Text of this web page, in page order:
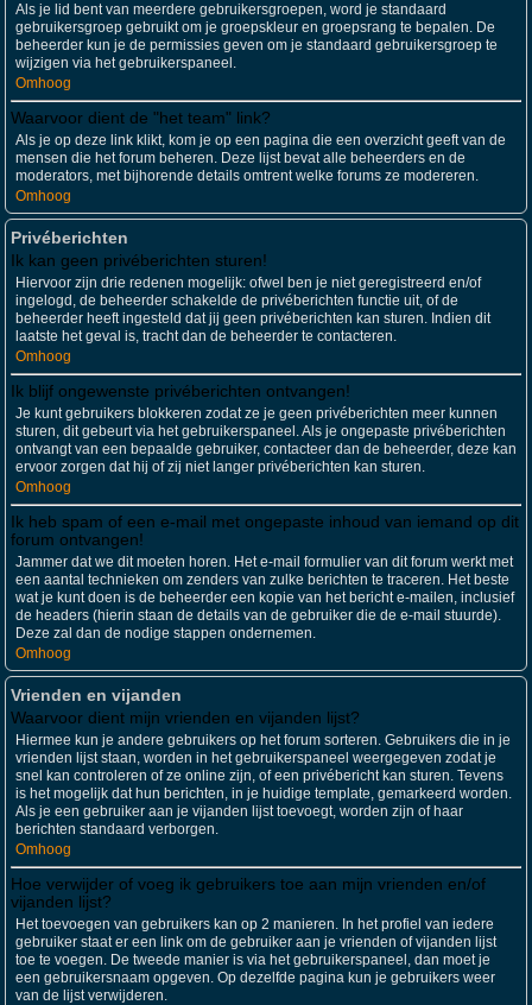
Als je lid bent van meerdere gebruikersgroepen, word je standaard
gebruikersgroep gebruikt om je groepskleur en groepsrang te bepalen. De
beheerder kun je de permissies geven om je standaard gebruikersgroep te
wijzigen via het gebruikerspaneel.
Omhoog
Waarvoor dient de "het team" link?
Als je op deze link klikt, kom je op een pagina die een overzicht geeft van de
mensen die het forum beheren. Deze lijst bevat alle beheerders en de
moderators, met bijhorende details omtrent welke forums ze modereren.
Omhoog
Privéberichten
Ik kan geen privéberichten sturen!
Hiervoor zijn drie redenen mogelijk: ofwel ben je niet geregistreerd en/of
ingelogd, de beheerder schakelde de privéberichten functie uit, of de
beheerder heeft ingesteld dat jij geen privéberichten kan sturen. Indien dit
laatste het geval is, tracht dan de beheerder te contacteren.
Omhoog
Ik blijf ongewenste privéberichten ontvangen!
Je kunt gebruikers blokkeren zodat ze je geen privéberichten meer kunnen
sturen, dit gebeurt via het gebruikerspaneel. Als je ongepaste privéberichten
ontvangt van een bepaalde gebruiker, contacteer dan de beheerder, deze kan
ervoor zorgen dat hij of zij niet langer privéberichten kan sturen.
Omhoog
Ik heb spam of een e-mail met ongepaste inhoud van iemand op dit
forum ontvangen!
Jammer dat we dit moeten horen. Het e-mail formulier van dit forum werkt met
een aantal technieken om zenders van zulke berichten te traceren. Het beste
wat je kunt doen is de beheerder een kopie van het bericht e-mailen, inclusief
de headers (hierin staan de details van de gebruiker die de e-mail stuurde).
Deze zal dan de nodige stappen ondernemen.
Omhoog
Vrienden en vijanden
Waarvoor dient mijn vrienden en vijanden lijst?
Hiermee kun je andere gebruikers op het forum sorteren. Gebruikers die in je
vrienden lijst staan, worden in het gebruikerspaneel weergegeven zodat je
snel kan controleren of ze online zijn, of een privébericht kan sturen. Tevens
is het mogelijk dat hun berichten, in je huidige template, gemarkeerd worden.
Als je een gebruiker aan je vijanden lijst toevoegt, worden zijn of haar
berichten standaard verborgen.
Omhoog
Hoe verwijder of voeg ik gebruikers toe aan mijn vrienden en/of
vijanden lijst?
Het toevoegen van gebruikers kan op 2 manieren. In het profiel van iedere
gebruiker staat er een link om de gebruiker aan je vrienden of vijanden lijst
toe te voegen. De tweede manier is via het gebruikerspaneel, dan moet je
een gebruikersnaam opgeven. Op dezelfde pagina kun je gebruikers weer
van de lijst verwijderen.